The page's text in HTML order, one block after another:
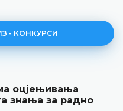
- КОНКУРСИ
оглас за радно